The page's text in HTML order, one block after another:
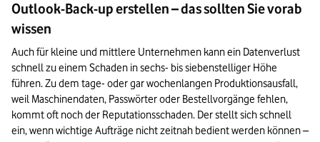
Outlook-Back-up erstellen – das sollten Sie vorab
wissen
Auch für kleine und mittlere Unternehmen kann ein Datenverlust
schnell zu einem Schaden in sechs- bis siebenstelliger Höhe
führen. Zu dem tage- oder gar wochenlangen Produktionsausfall,
weil Maschinendaten, Passwörter oder Bestellvorgänge fehlen,
kommt oft noch der Reputationsschaden. Der stellt sich schnell
ein, wenn wichtige Aufträge nicht zeitnah bedient werden können –